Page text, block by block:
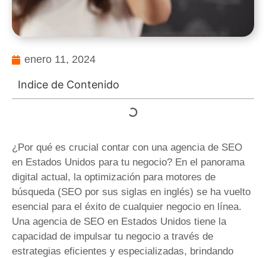
enero 11, 2024
Indice de Contenido
¿Por qué es crucial contar con una agencia de SEO
en Estados Unidos para tu negocio? En el panorama
digital actual, la optimización para motores de
búsqueda (SEO por sus siglas en inglés) se ha vuelto
esencial para el éxito de cualquier negocio en línea.
Una agencia de SEO en Estados Unidos tiene la
capacidad de impulsar tu negocio a través de
estrategias eficientes y especializadas, brindando